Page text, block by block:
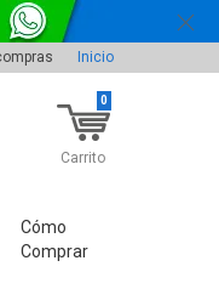
Inicio
Carrito
0
Cómo
Comprar